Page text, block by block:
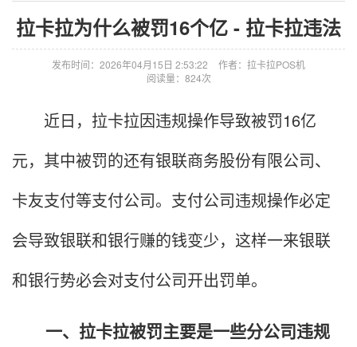
拉卡拉为什么被罚16个亿 - 拉卡拉违法
发布时间：2026年04月15日 2:53:22
作者：拉卡拉POS机
阅读量：824次
近日，拉卡拉因违规操作导致被罚16亿
元，其中被罚的还有银联商务股份有限公司、
卡友支付等支付公司。支付公司违规操作必定
会导致银联和银行赚的钱变少，这样一来银联
和银行势必会对支付公司开出罚单。
一、拉卡拉被罚主要是一些分公司违规